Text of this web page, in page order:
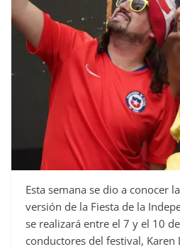
Esta semana se dio a conocer
versión de la Fiesta de la
se realizará entre el 7 y el 10
conductores del festival, Karen